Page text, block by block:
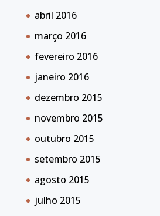
abril 2016
março 2016
fevereiro 2016
janeiro 2016
dezembro 2015
novembro 2015
outubro 2015
setembro 2015
agosto 2015
julho 2015